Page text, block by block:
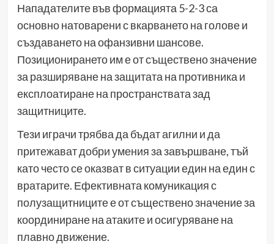
Нападателите във формацията 5-2-3 са
основно натоварени с вкарването на голове и
създаването на офанзивни шансове.
Позиционирането им е от съществено значение
за разширяване на защитата на противника и
експлоатиране на пространствата зад
защитниците.
Тези играчи трябва да бъдат агилни и да
притежават добри умения за завършване, тъй
като често се оказват в ситуации един на един с
вратарите. Ефективната комуникация с
полузащитниците е от съществено значение за
координиране на атаките и осигуряване на
плавно движение.